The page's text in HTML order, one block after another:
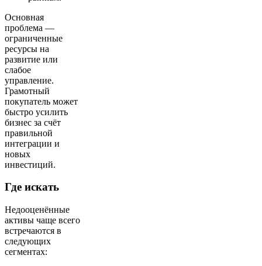
Основная
проблема —
ограниченные
ресурсы на
развитие или
слабое
управление.
Грамотный
покупатель может
быстро усилить
бизнес за счёт
правильной
интеграции и
новых
инвестиций.
Где искать
Недооценённые
активы чаще всего
встречаются в
следующих
сегментах: